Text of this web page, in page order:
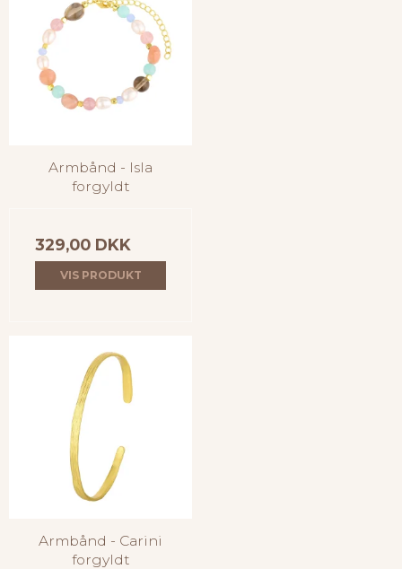
Armbånd - Isla
forgyldt
329,00 DKK
VIS PRODUKT
Armbånd - Carini
forgyldt